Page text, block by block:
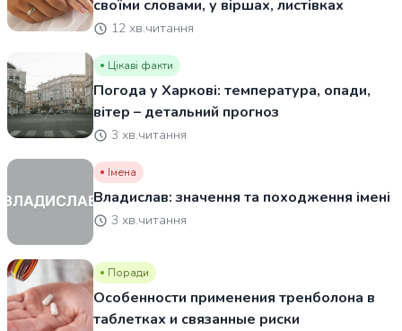
своїми словами, у віршах, листівках
12 хв.читання
Цікаві факти
Погода у Харкові: температура, опади,
вітер – детальний прогноз
3 хв.читання
Імена
Владислав: значення та походження імені
3 хв.читання
Поради
Особенности применения тренболона в
таблетках и связанные риски